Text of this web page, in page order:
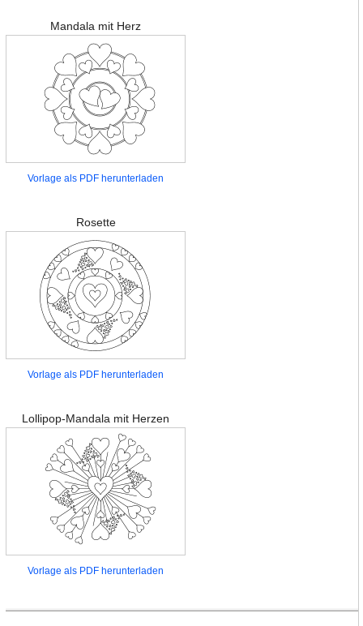
Mandala mit Herz
Vorlage als PDF herunterladen
Rosette
Vorlage als PDF herunterladen
Lollipop-Mandala mit Herzen
Vorlage als PDF herunterladen